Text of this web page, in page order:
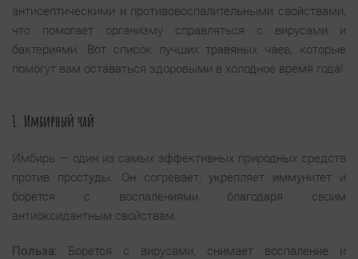
антисептическими и противовоспалительными свойствами,
что помогает организму справляться с вирусами и
бактериями. Вот список лучших травяных чаев, которые
помогут вам оставаться здоровыми в холодное время года!
1. Имбирный чай
Имбирь — один из самых эффективных природных средств
против простуды. Он согревает, укрепляет иммунитет и
борется с воспалениями благодаря своим
антиоксидантным свойствам.
Польза: Борется с вирусами, снимает воспаление и